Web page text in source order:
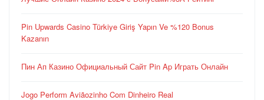
Pin Upwards Casino Türkiye Giriş Yapın Ve %120 Bonus
Kazanın
Пин Ап Казино Официальный Сайт Pin Ap Играть Онлайн
Jogo Perform Aviãozinho Com Dinheiro Real